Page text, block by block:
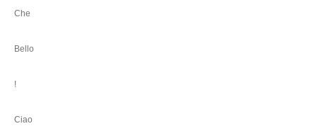
Che
Bello
!
Ciao